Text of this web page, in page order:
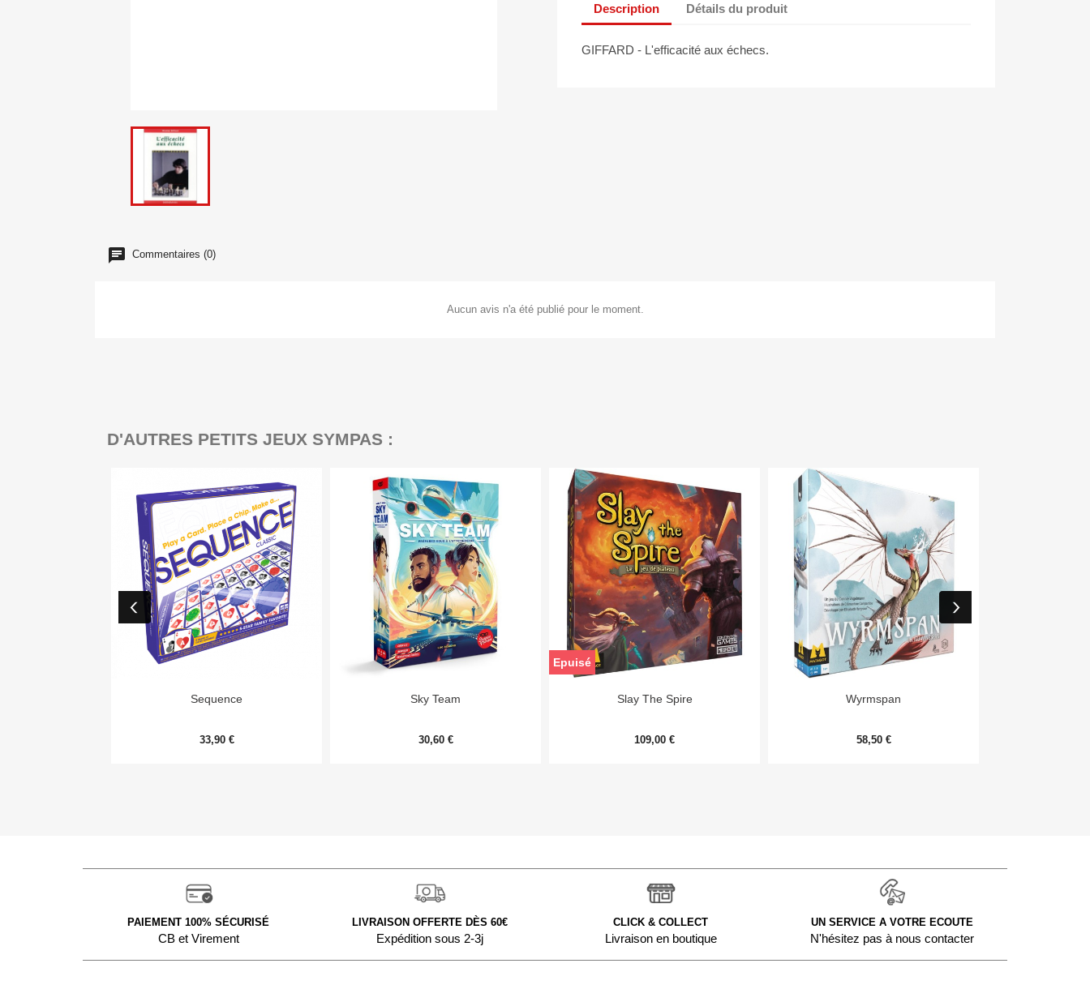
Description Détails du produit
GIFFARD - L'efficacité aux échecs.
Commentaires (0)
Aucun avis n'a été publié pour le moment.
D'AUTRES PETITS JEUX SYMPAS :
Aperçu rapide
Sequence
33,90 €
Aperçu rapide
Sky Team
30,60 €
Aperçu rapide
Slay The Spire
109,00 €
Epuisé
Aperçu rapide
Wyrmspan
58,50 €
PAIEMENT 100% SÉCURISÉ
CB et Virement
LIVRAISON OFFERTE DÈS 60€
Expédition sous 2-3j
CLICK & COLLECT
Livraison en boutique
UN SERVICE A VOTRE ECOUTE
N'hésitez pas à nous contacter